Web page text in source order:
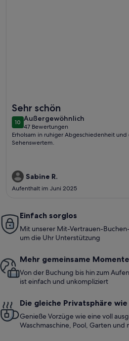
Sehr schön
1010 von 10
Außergewöhnlich
außergewöhnlich
47 Bewertungen
(47
bewertungen)
Erholsam in ruhiger Abgeschiedenheit und
Sehenswertem.
Sabine R.
Aufenthalt im Juni 2025
Einfach sorglos
Mit unserer Mit-Vertrauen-
um die Uhr Unterstützung
Mehr gemeinsame Momente
Von der Buchung bis hin zum
ist einfach und unkompliziert
Die gleiche Privatsphäre wie
Genieße Vorzüge wie eine voll
Waschmaschine, Pool, Garten und